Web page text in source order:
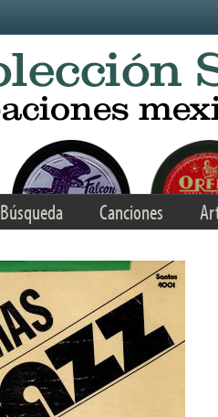
Búsqueda Canciones